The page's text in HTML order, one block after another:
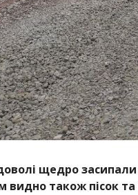
щедро засипали
видно також пісок